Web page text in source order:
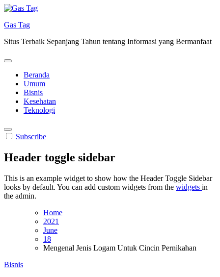
Skip
content
Gas Tag
Situs Terbaik Sepanjang Tahun tentang Informasi yang Bermanfaat
Beranda
Umum
Bisnis
Kesehatan
Teknologi
Subscribe
Header toggle sidebar
This is an example widget to show how the Header Toggle Sidebar
looks by default. You can add custom widgets from the widgets in
the admin.
Home
2021
June
18
Mengenal Jenis Logam Untuk Cincin Pernikahan
Bisnis